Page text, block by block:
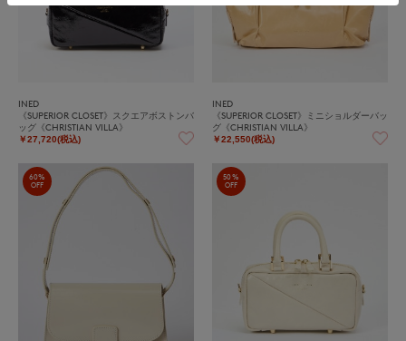
INED
《SUPERIOR CLOSET》スクエアボストンバ
ッグ《CHRISTIAN VILLA》
￥27,720(税込)
INED
《SUPERIOR CLOSET》ミニショルダーバッ
グ《CHRISTIAN VILLA》
￥22,550(税込)
60%
OFF
50%
OFF